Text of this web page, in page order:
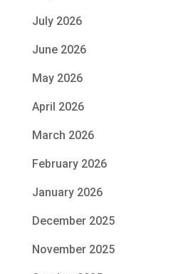
July 2026
June 2026
May 2026
April 2026
March 2026
February 2026
January 2026
December 2025
November 2025